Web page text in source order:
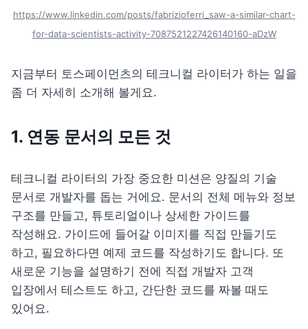
https://www.linkedin.com/posts/fabrizioferri_saw-a-similar-chart-
for-data-scientists-activity-7087521227426140160-aDzW
지금부터 토스페이먼츠의 테크니컬 라이터가 하는 일을
좀 더 자세히 소개해 볼게요.
1. 연동 문서의 모든 것
테크니컬 라이터의 가장 중요한 미션은 양질의 기술
문서로 개발자를 돕는 거에요. 문서의 전체 메뉴와 정보
구조를 만들고, 튜토리얼이나 상세한 가이드를
작성해요. 가이드에 들어갈 이미지를 직접 만들기도
하고, 필요하다면 예제 코드를 작성하기도 합니다. 또
새로운 기능을 설명하기 전에 직접 개발자 고객
입장에서 테스트도 하고, 간단한 코드를 짜볼 때도
있어요.